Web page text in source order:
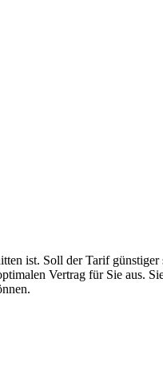
ist. Soll der Tarif
Vertrag für Sie aus.